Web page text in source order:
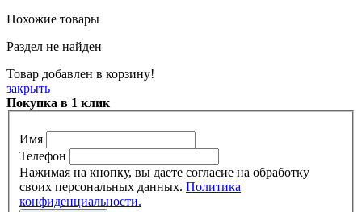
Похожие товары
Раздел не найден
Товар добавлен в корзину!
закрыть
Покупка в 1 клик
Имя
Телефон
Нажимая на кнопку, вы даете согласие на обработку
своих персональных данных. Политика
конфиденциальности.